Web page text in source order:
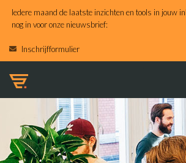
Iedere maand de laatste inzichten en tools in jouw
nog in voor onze nieuwsbrief:
Inschrijfformulier